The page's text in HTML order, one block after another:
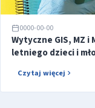
0000-00-00
Wytyczne GIS, MZ
letniego dzieci i
Czytaj więcej